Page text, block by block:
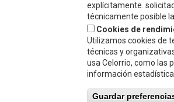
explícitamente.
técnicamente posible
Cookies de
Utilizamos cookies de
técnicas y
usa Celorrio, como las
información
Guardar